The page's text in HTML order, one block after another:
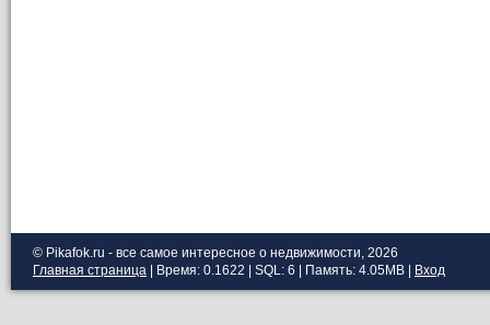
© Pikafok.ru - все самое интересное о недвижимости, 2026
Главная страница | Время: 0.1622 | SQL: 6 | Память: 4.05MB Вход